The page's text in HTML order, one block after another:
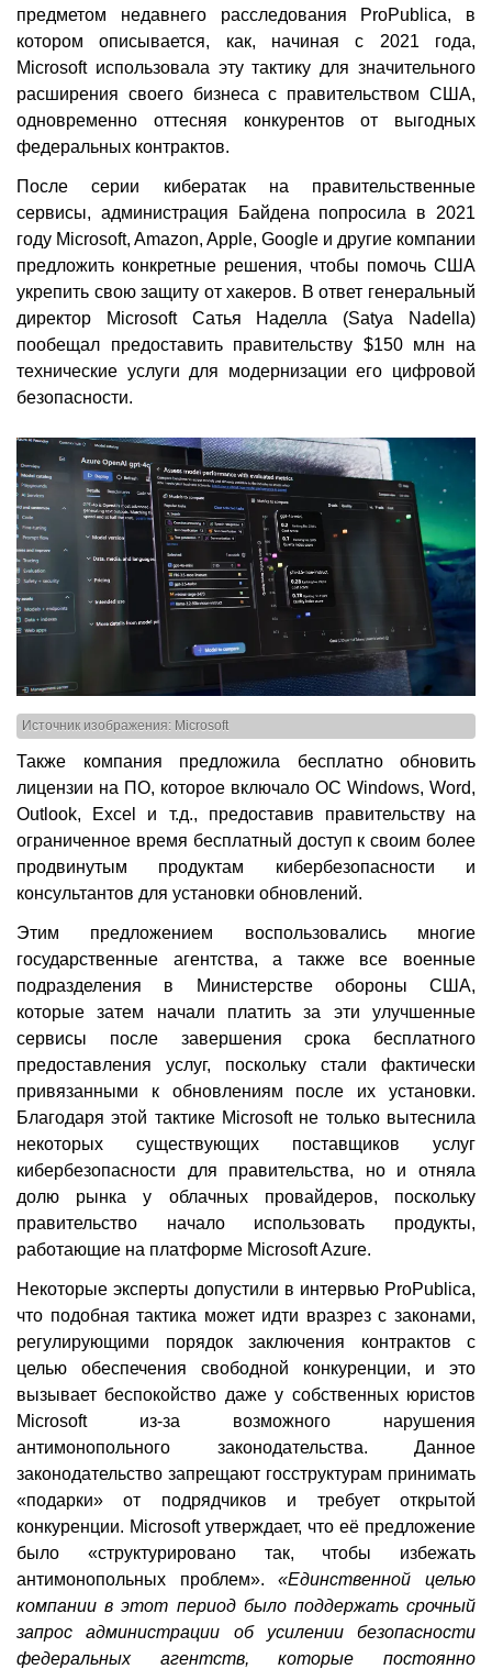
предметом недавнего расследования ProPublica, в
котором описывается, как, начиная с 2021 года,
Microsoft использовала эту тактику для значительного
расширения своего бизнеса с правительством США,
одновременно оттесняя конкурентов от выгодных
федеральных контрактов.
После серии кибератак на правительственные
сервисы, администрация Байдена попросила в 2021
году Microsoft, Amazon, Apple, Google и другие компании
предложить конкретные решения, чтобы помочь США
укрепить свою защиту от хакеров. В ответ генеральный
директор Microsoft Сатья Наделла (Satya Nadella)
пообещал предоставить правительству $150 млн на
технические услуги для модернизации его цифровой
безопасности.
Источник изображения: Microsoft
Также компания предложила бесплатно обновить
лицензии на ПО, которое включало ОС Windows, Word,
Outlook, Excel и т.д., предоставив правительству на
ограниченное время бесплатный доступ к своим более
продвинутым продуктам кибербезопасности и
консультантов для установки обновлений.
Этим предложением воспользовались многие
государственные агентства, а также все военные
подразделения в Министерстве обороны США,
которые затем начали платить за эти улучшенные
сервисы после завершения срока бесплатного
предоставления услуг, поскольку стали фактически
привязанными к обновлениям после их установки.
Благодаря этой тактике Microsoft не только вытеснила
некоторых существующих поставщиков услуг
кибербезопасности для правительства, но и отняла
долю рынка у облачных провайдеров, поскольку
правительство начало использовать продукты,
работающие на платформе Microsoft Azure.
Некоторые эксперты допустили в интервью ProPublica,
что подобная тактика может идти вразрез с законами,
регулирующими порядок заключения контрактов с
целью обеспечения свободной конкуренции, и это
вызывает беспокойство даже у собственных юристов
Microsoft из-за возможного нарушения
антимонопольного законодательства. Данное
законодательство запрещают госструктурам принимать
«подарки» от подрядчиков и требует открытой
конкуренции. Microsoft утверждает, что её предложение
было «структурировано так, чтобы избежать
антимонопольных проблем».«Единственной целью
компании в этот период было поддержать срочный
запрос администрации об усилении безопасности
федеральных агентств, которые постоянно